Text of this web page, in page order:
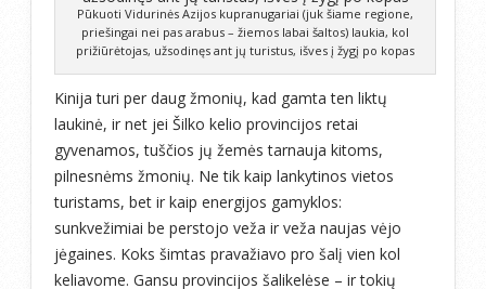
Pūkuoti Vidurinės Azijos kupranugariai (juk šiame regione,
priešingai nei pas arabus – žiemos labai šaltos) laukia, kol
prižiūrėtojas, užsodinęs ant jų turistus, išves į žygį po kopas
Kinija turi per daug žmonių, kad gamta ten liktų
laukinė, ir net jei Šilko kelio provincijos retai
gyvenamos, tuščios jų žemės tarnauja kitoms,
pilnesnėms žmonių. Ne tik kaip lankytinos vietos
turistams, bet ir kaip energijos gamyklos:
sunkvežimiai be perstojo veža ir veža naujas vėjo
jėgaines. Koks šimtas pravažiavo pro šalį vien kol
keliavome. Gansu provincijos šalikelėse – ir tokių